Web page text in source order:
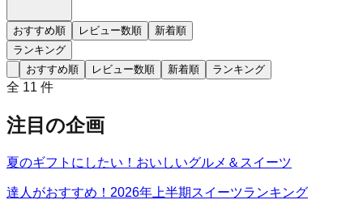
おすすめ順 レビュー数順
新着順
ランキング
おすすめ順
レビュー数順 新着順 ランキング
全 11 件
注目の企画
夏のギフトにしたい！おいしいグルメ＆スイーツ
達人がおすすめ！2026年上半期スイーツランキング